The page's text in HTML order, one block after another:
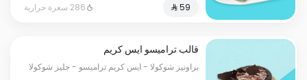
286 سعرة حرارية
قالب تراميسو ايس كريم
براونيز شوكولا - ايس كريم تراميسو - جليز شوكولا